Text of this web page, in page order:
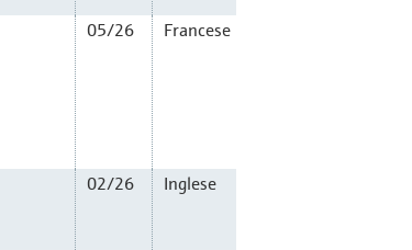
05/26 Francese
02/26 Inglese